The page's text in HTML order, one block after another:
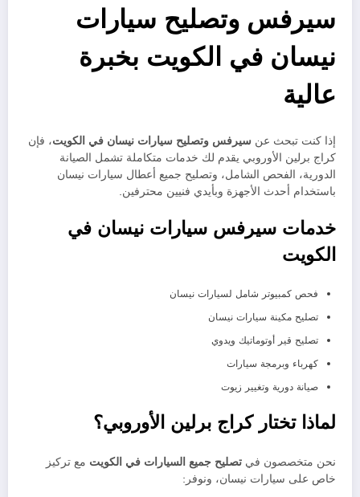
سيرفس وتصليح سيارات
نيسان في الكويت بخبرة
عالية
إذا كنت تبحث عن سيرفس وتصليح سيارات نيسان في الكويت، فإن
كراج برلين الأوروبي يقدم لك خدمات متكاملة تشمل الصيانة
الدورية، الفحص الشامل، وتصليح جميع أعطال سيارات نيسان
باستخدام أحدث الأجهزة وبأيدي فنيين محترفين.
خدمات سيرفس سيارات نيسان في
الكويت
فحص كمبيوتر شامل لسيارات نيسان
تصليح مكينة سيارات نيسان
تصليح قير أوتوماتيك ويدوي
كهرباء وبرمجة سيارات
صيانة دورية وتغيير زيوت
لماذا تختار كراج برلين الأوروبي؟
نحن متخصصون في تصليح جميع السيارات في الكويت مع تركيز
خاص على سيارات نيسان، ونوفر: